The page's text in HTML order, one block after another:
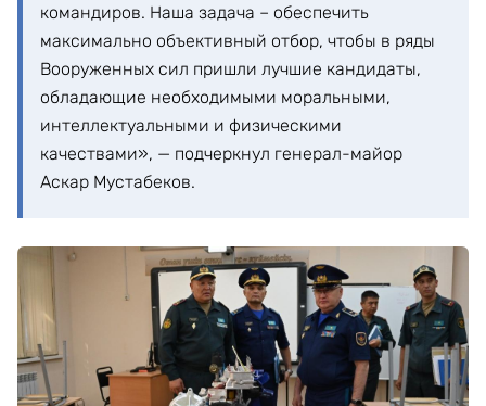
командиров. Наша задача – обеспечить
максимально объективный отбор, чтобы в ряды
Вооруженных сил пришли лучшие кандидаты,
обладающие необходимыми моральными,
интеллектуальными и физическими
качествами», — подчеркнул генерал-майор
Аскар Мустабеков.